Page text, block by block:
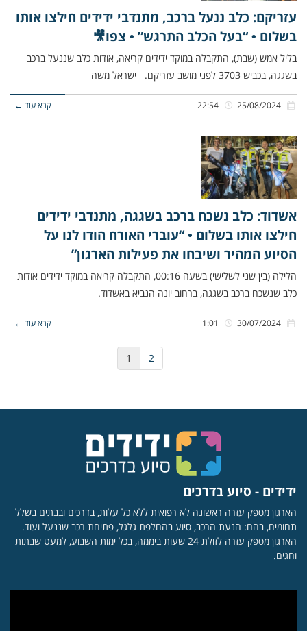
עזריקם: כלב ננעל ברכב, מתנדבי ידידים חילצו אותו
בשלום • “בעל הכלב התרגש” • צפו🎥
בליל אמש (שבת), התקבלה במוקד ידידים קריאה, אודות כלב שננעל ברכב
בשגגה, בכביש 3703 לפני מושב עזריקם. ישראל משה
קרא עוד ←
אשדוד: כלב נשכח ברכב בשגגה, מתנדבי ידידים
חילצו אותו בשלום • “עוברי האורח הודו לנו על
הסיוע המהיר ושיבחו את פעילות הארגון”
הלילה (בין שני לשלישי) בשעה 00:16, התקבלה קריאה במוקד ידידים אודות
כלב שנשכח ברכב בשגגה, ברחוב יונה הנביא באשדוד.
קרא עוד ←
1 2
ידידים - סיוע בדרכים
הארגון מספק עזרה ראשונה לא רפואית ללא כל עלות, בדרכים ובבתים בשלל
תחומים, בהם: הנעת הרכב, סיוע בהחלפת גלגל, פתיחת רכב שננעל ועוד.
הארגון מספק עזרה לזולת 24 שעות ביממה, בכל ימות השבוע, למעט שבתות
וחגים.